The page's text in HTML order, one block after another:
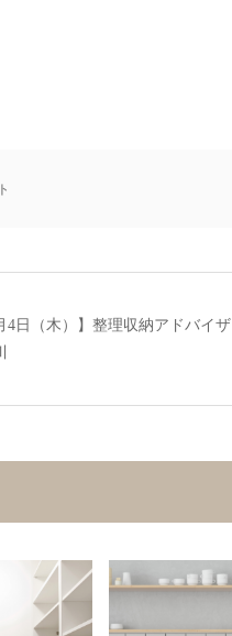
4日（木）】整理収納アドバイザ